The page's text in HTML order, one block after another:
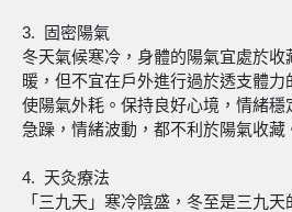
3. 固密陽氣
冬天氣候寒冷，身體的陽氣宜處於
暖，但不宜在戶外進行過於透支體力
使陽氣外耗。保持良好心境，情緒穩
急躁，情緒波動，都不利於陽氣收藏
4. 天灸療法
「三九天」寒冷陰盛，冬至是三九